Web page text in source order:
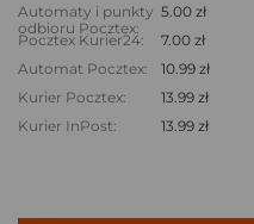
Automaty i punkty
odbioru Pocztex:
5.00 zł
Pocztex Kurier24:
7.00 zł
Automat Pocztex:
10.99 zł
Kurier Pocztex:
13.99 zł
Kurier InPost:
13.99 zł